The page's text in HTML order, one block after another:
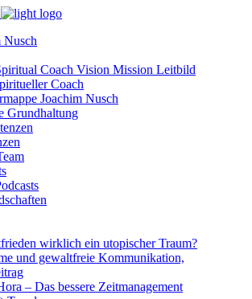
Nusch
Coach Vision Mission Leitbild
Coach
Joachim Nusch
Grundhaltung
wirklich ein utopischer Traum?
und gewaltfreie Kommunikation,
– Das bessere Zeitmanagement